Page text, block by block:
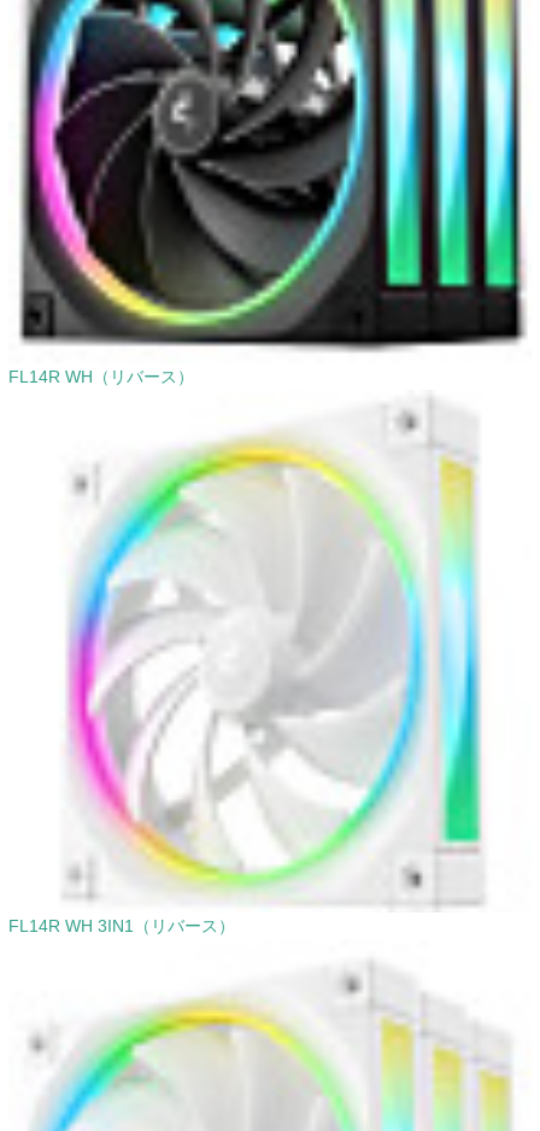
FL14R WH（リバース）
FL14R WH 3IN1（リバース）